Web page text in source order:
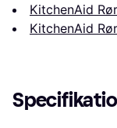
KitchenAid
KitchenAid